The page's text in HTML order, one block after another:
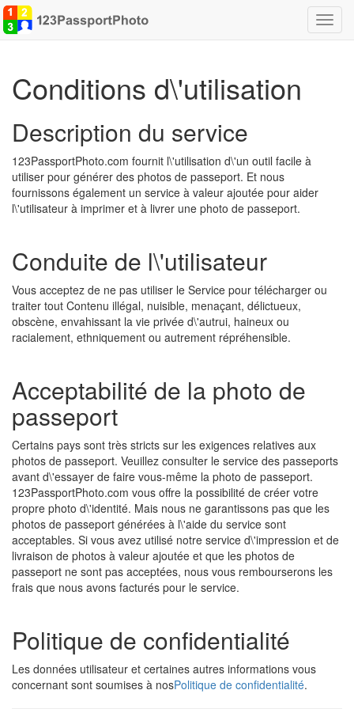
la
Conditions d\'utilisation
Description du service
123PassportPhoto.com fournit l\'utilisation d\'un outil facile à
utiliser pour générer des photos de passeport. Et nous
fournissons également un service à valeur ajoutée pour aider
l\'utilisateur à imprimer et à livrer une photo de passeport.
Conduite de l\'utilisateur
Vous acceptez de ne pas utiliser le Service pour télécharger ou
traiter tout Contenu illégal, nuisible, menaçant, délictueux,
obscène, envahissant la vie privée d\'autrui, haineux ou
racialement, ethniquement ou autrement répréhensible.
Acceptabilité de la photo de
passeport
Certains pays sont très stricts sur les exigences relatives aux
photos de passeport. Veuillez consulter le service des passeports
avant d\'essayer de faire vous-même la photo de passeport.
123PassportPhoto.com vous offre la possibilité de créer votre
propre photo d\'identité. Mais nous ne garantissons pas que les
photos de passeport générées à l\'aide du service sont
acceptables. Si vous avez utilisé notre service d\'impression et de
livraison de photos à valeur ajoutée et que les photos de
passeport ne sont pas acceptées, nous vous rembourserons les
frais que nous avons facturés pour le service.
Politique de confidentialité
Les données utilisateur et certaines autres informations vous
concernant sont soumises à nosPolitique de confidentialité.